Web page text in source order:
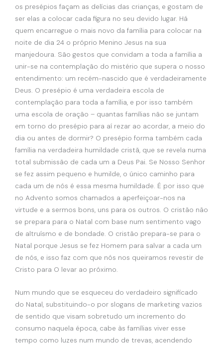
os presépios façam as delícias das crianças, e gostam de
ser elas a colocar cada figura no seu devido lugar. Há
quem encarregue o mais novo da família para colocar na
noite de dia 24 o próprio Menino Jesus na sua
manjedoura. São gestos que convidam a toda a família a
unir-se na contemplação do mistério que supera o nosso
entendimento: um recém-nascido que é verdadeiramente
Deus. O presépio é uma verdadeira escola de
contemplação para toda a família, e por isso também
uma escola de oração – quantas famílias não se juntam
em torno do presépio para aí rezar ao acordar, a meio do
dia ou antes de dormir? O presépio forma também cada
família na verdadeira humildade cristã, que se revela numa
total submissão de cada um a Deus Pai. Se Nosso Senhor
se fez assim pequeno e humilde, o único caminho para
cada um de nós é essa mesma humildade. É por isso que
no Advento somos chamados a aperfeiçoar-nos na
virtude e a sermos bons, uns para os outros. O cristão não
se prepara para o Natal com base num sentimento vago
de altruísmo e de bondade. O cristão prepara-se para o
Natal porque Jesus se fez Homem para salvar a cada um
de nós, e isso faz com que nós nos queiramos revestir de
Cristo para O levar ao próximo.
Num mundo que se esqueceu do verdadeiro significado
do Natal, substituindo-o por slogans de marketing vazios
de sentido que visam sobretudo um incremento do
consumo naquela época, cabe às famílias viver esse
tempo como luzes num mundo de trevas, acendendo